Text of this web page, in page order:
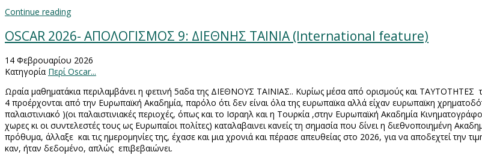
Continue reading
OSCAR 2026- ΑΠΟΛΟΓΙΣΜΟΣ 9: ΔΙΕΘΝΗΣ ΤΑΙΝΙΑ (International feature)
14 Φεβρουαρίου 2026
Κατηγορία Περί Oscar...
Ωραία μαθηματάκια περιλαμβάνει η φετινή 5αδα της ΔΙΕΘΝΟΥΣ ΤΑΙΝΙΑΣ.. Κυρίως μέσα από ορισμούς και ΤΑΥΤΟΤΗΤΕΣ
4 προέρχονται από την Ευρωπαϊκή Ακαδημία, παρόλο ότι δεν είναι όλα της ευρωπαϊκα αλλά είχαν ευρωπαϊκη
παλαιστινιακό )(οι παλαιστινιακές περιοχές, όπως και το Ισραηλ και η Τουρκία ,στην Ευρωπαϊκή Ακαδημία
χωρες κι οι συντελεστές τους ως Ευρωπαίοι πολίτες) καταλαβαινει κανείς τη σημασία που δίνει η διεθνοποιημένη
πρόθυμα, άλλαξε και τις ημερομηνίες της, έχασε και μια χρονιά και πέρασε απευθείας στο 2026, για να αποδεχτεί την
καν, ήταν δεδομένο, απλώς επιβεβαιώνει.